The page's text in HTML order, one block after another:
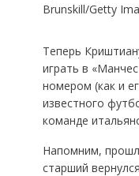
Brunskill/Getty
Теперь
играть в
номером (как и
известного
команде
Напомним,
старший